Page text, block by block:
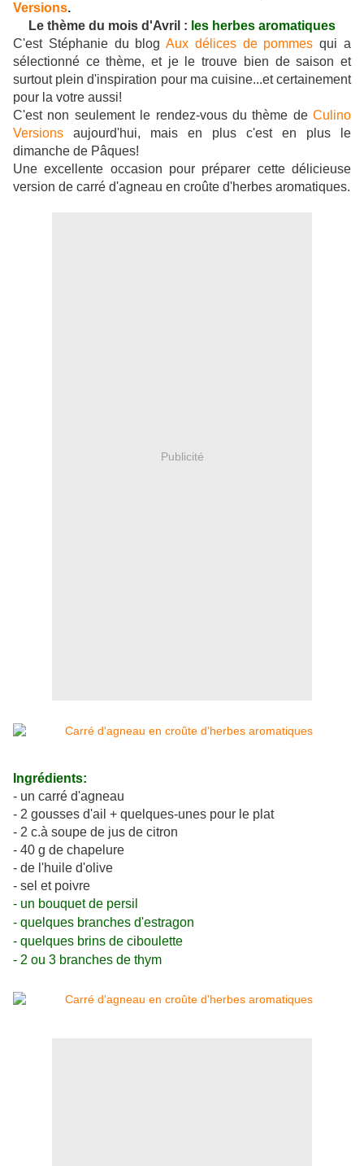
Versions.
Le thème du mois d'Avril : les herbes aromatiques
C'est Stéphanie du blogAux délices de pommes qui a
sélectionné ce thème, et je le trouve bien de saison et
surtout plein d'inspiration pour ma cuisine...et certainement
pour la votre aussi!
C'est non seulement le rendez-vous du thème de Culino
Versions aujourd'hui, mais en plus c'est en plus le
dimanche de Pâques!
Une excellente occasion pour préparer cette délicieuse
version de carré d'agneau en croûte d'herbes aromatiques.
Publicité
Ingrédients:
- un carré d'agneau
- 2 gousses d'ail + quelques-unes pour le plat
- 2 c.à soupe de jus de citron
- 40 g de chapelure
- de l'huile d'olive
- sel et poivre
- un bouquet de persil
- quelques branches d'estragon
- quelques brins de ciboulette
- 2 ou 3 branches de thym